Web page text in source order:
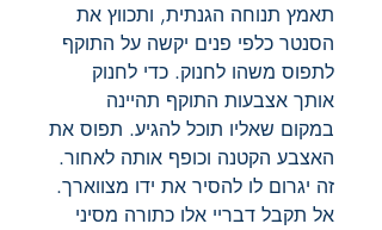
תאמץ תנוחה הגנתית, ותכווץ את
הסנטר כלפי פנים יקשה על התוקף
לתפוס משהו לחנוק. כדי לחנוק
אותך אצבעות התוקף תהיינה
במקום שאליו תוכל להגיע. תפוס את
האצבע הקטנה וכופף אותה לאחור.
זה יגרום לו להסיר את ידו מצווארך.
אל תקבל דבריי אלו כתורה מסיני